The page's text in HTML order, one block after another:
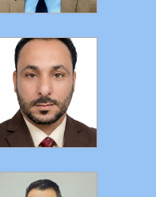
التفاصيل
التفاصيل